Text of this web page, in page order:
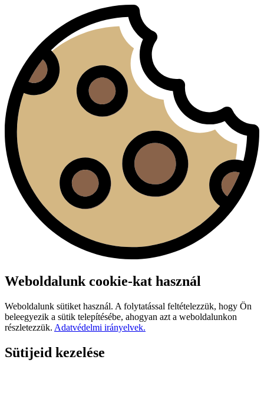
Weboldalunk cookie-kat használ
Weboldalunk sütiket használ. A folytatással feltételezzük, hogy Ön
beleegyezik a sütik telepítésébe, ahogyan azt a weboldalunkon
részletezzük. Adatvédelmi irányelvek.
Sütijeid kezelése